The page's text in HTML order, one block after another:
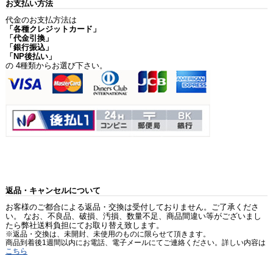
お支払い方法
代金のお支払方法は
「各種クレジットカード」
「代金引換」
「銀行振込」
「NP後払い」
の 4種類からお選び下さい。
返品・キャンセルについて
お客様のご都合による返品・交換は受付しておりません。ご了承くださ
い。 なお、不良品、破損、汚損、数量不足、商品間違い等がございまし
たら弊社送料負担にてお取り替え致します。
※返品・交換は、未開封、未使用のものに限らせて頂きます。
商品到着後1週間以内にお電話、電子メールにてご連絡ください。詳しい内容は
こちら